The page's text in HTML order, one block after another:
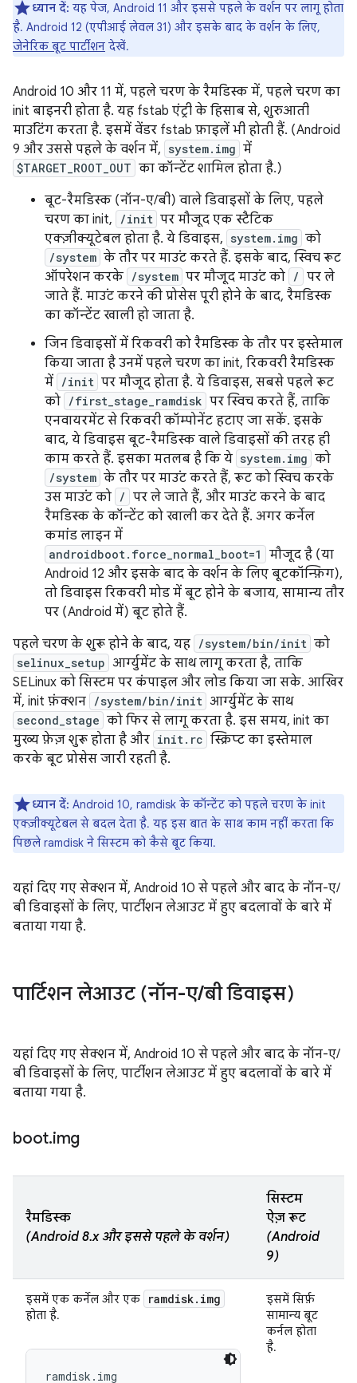
ध्यान दें: यह पेज, Android 11 और इससे पहले के वर्शन पर लागू होता
है. Android 12 (एपीआई लेवल 31) और इसके बाद के वर्शन के लिए,
जेनेरिक बूट पार्टीशन देखें.
Android 10 और 11 में, पहले चरण के रैमडिस्क में, पहले चरण का
init बाइनरी होता है. यह fstab एंट्री के हिसाब से, शुरुआती
माउंटिंग करता है. इसमें वेंडर fstab फ़ाइलें भी होती हैं. (Android
9 और उससे पहले के वर्शन में, system.img में
$TARGET_ROOT_OUT का कॉन्टेंट शामिल होता है.)
बूट-रैमडिस्क (नॉन-ए/बी) वाले डिवाइसों के लिए, पहले
चरण का init,
/init पर मौजूद एक स्टैटिक
एक्ज़ीक्यूटेबल होता है. ये डिवाइस, system.img को
/system के तौर पर माउंट करते हैं. इसके बाद, स्विच रूट
ऑपरेशन करके /system पर मौजूद माउंट को / पर ले
जाते हैं. माउंट करने की प्रोसेस पूरी होने के बाद, रैमडिस्क
का कॉन्टेंट खाली हो जाता है.
जिन डिवाइसों में रिकवरी को रैमडिस्क के तौर पर इस्तेमाल
किया जाता है उनमें पहले चरण का init, रिकवरी रैमडिस्क
में /init पर मौजूद होता है. ये डिवाइस, सबसे पहले रूट
को /first_stage_ramdisk पर स्विच करते हैं, ताकि
एनवायरमेंट से रिकवरी कॉम्पोनेंट हटाए जा सकें. इसके
बाद, ये डिवाइस बूट-रैमडिस्क वाले डिवाइसों की तरह ही
काम करते हैं. इसका मतलब है कि ये system.img को
/system के तौर पर माउंट करते हैं, रूट को स्विच करके
उस माउंट को / पर ले जाते हैं, और माउंट करने के बाद
रैमडिस्क के कॉन्टेंट को खाली कर देते हैं. अगर कर्नेल
कमांड लाइन में
androidboot.force_normal_boot=1
मौजूद है (या
Android 12 और इसके बाद के वर्शन के लिए बूटकॉन्फ़िग),
तो डिवाइस रिकवरी मोड में बूट होने के बजाय, सामान्य तौर
पर (Android में) बूट होते हैं.
पहले चरण के शुरू होने के बाद, यह /system/bin/init को
selinux_setup आर्ग्युमेंट के साथ लागू करता है, ताकि
SELinux को सिस्टम पर कंपाइल और लोड किया जा सके. आखिर
में, init फ़ंक्शन /system/bin/init आर्ग्युमेंट के साथ
second_stage को फिर से लागू करता है. इस समय, init का
मुख्य फ़ेज़ शुरू होता है और init.rc स्क्रिप्ट का इस्तेमाल
करके बूट प्रोसेस जारी रहती है.
ध्यान दें: Android 10, ramdisk के कॉन्टेंट को पहले चरण के init
एक्ज़ीक्यूटेबल से बदल देता है. यह इस बात के साथ काम नहीं करता कि
पिछले ramdisk ने सिस्टम को कैसे बूट किया.
यहां दिए गए सेक्शन में, Android 10 से पहले और बाद के नॉन-ए/
बी डिवाइसों के लिए, पार्टीशन लेआउट में हुए बदलावों के बारे में
बताया गया है.
पार्टिशन लेआउट (नॉन-ए/बी डिवाइस)
यहां दिए गए सेक्शन में, Android 10 से पहले और बाद के नॉन-ए/
बी डिवाइसों के लिए, पार्टीशन लेआउट में हुए बदलावों के बारे में
बताया गया है.
boot.img
रैमडिस्क
(Android 8.x और इससे पहले के वर्शन)
सिस्टम
ऐज़ रूट
(Android
9)
इसमें एक कर्नेल और एक ramdisk.img
होता है.
ramdisk.img
इसमें सिर्फ़
सामान्य बूट
कर्नल होता
है.